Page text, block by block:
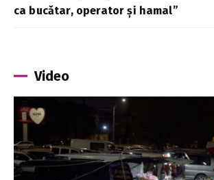
ca bucătar, operator și hamal”
Video